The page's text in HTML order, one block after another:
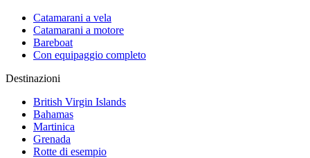
Catamarani a vela
Catamarani a motore
Bareboat
Con equipaggio completo
Destinazioni
British Virgin Islands
Bahamas
Martinica
Grenada
Rotte di esempio